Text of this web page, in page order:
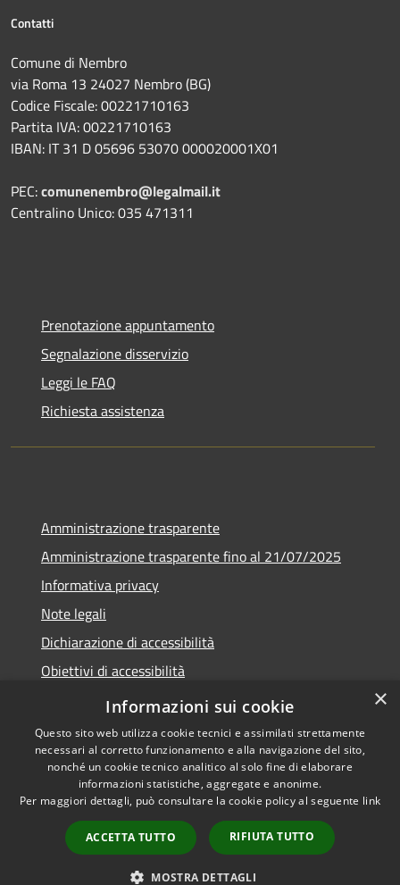
Contatti
Comune di Nembro
via Roma 13 24027 Nembro (BG)
Codice Fiscale: 00221710163
Partita IVA: 00221710163
IBAN: IT 31 D 05696 53070 000020001X01
PEC:comunenembro@legalmail.it
Centralino Unico: 035 471311
Prenotazione appuntamento
Segnalazione disservizio
Leggi le FAQ
Richiesta assistenza
Amministrazione trasparente
Amministrazione trasparente fino al 21/07/2025
Informativa privacy
Note legali
Dichiarazione di accessibilità
Obiettivi di accessibilità
Piano di miglioramento
Accessibilità
Copyright © 2026 • Comune di
Nembro • Powered by
Municipium•
Accesso
redazione
×
Informazioni sui cookie
Questo sito web utilizza cookie tecnici e assimilati strettamente
necessari al corretto funzionamento e alla navigazione del sito,
nonché un cookie tecnico analitico al solo fine di elaborare
informazioni statistiche, aggregate e anonime.
Per maggiori dettagli, può consultare la cookie policy al seguente link
ACCETTA TUTTO RIFIUTA TUTTO
MOSTRA DETTAGLI